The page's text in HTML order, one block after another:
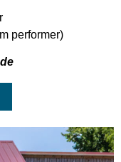
performer)